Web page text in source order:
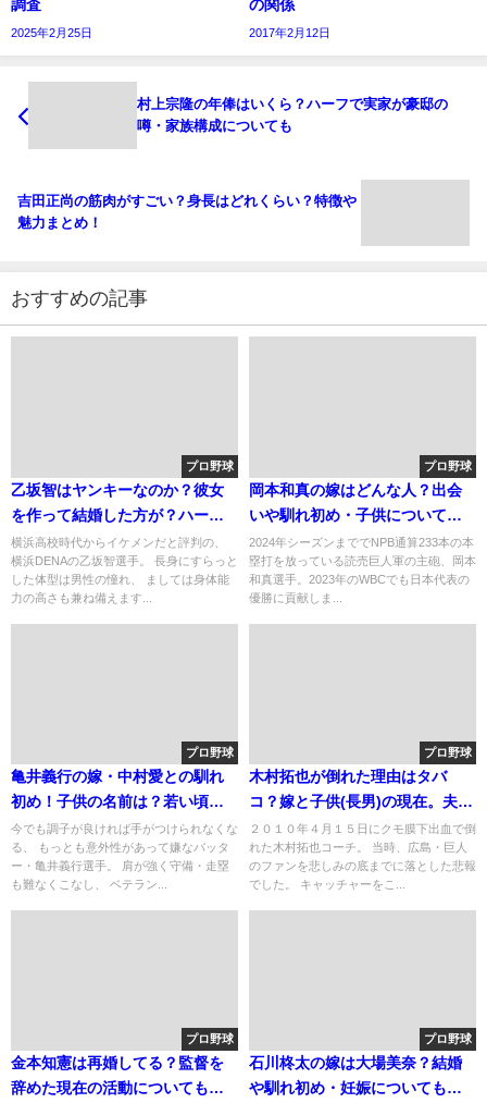
調査
2025年2月25日
の関係
2017年2月12日
村上宗隆の年俸はいくら？ハーフで実家が豪邸の
噂・家族構成についても
吉田正尚の筋肉がすごい？身長はどれくらい？特徴や
魅力まとめ！
おすすめの記事
プロ野球
乙坂智はヤンキーなのか？彼女
を作って結婚した方が？ハーフ
で優れた遺伝子
横浜高校時代からイケメンだと評判の、
横浜DENAの乙坂智選手。 長身にすらっと
した体型は男性の憧れ、 ましては身体能
力の高さも兼ね備えます...
プロ野球
岡本和真の嫁はどんな人？出会
いや馴れ初め・子供についても
調査
2024年シーズンまででNPB通算233本の本
塁打を放っている読売巨人軍の主砲、岡本
和真選手。2023年のWBCでも日本代表の
優勝に貢献しま...
プロ野球
亀井義行の嫁・中村愛との馴れ
初め！子供の名前は？若い頃も
モテたって本当？
今でも調子が良ければ手がつけられなくな
る、 もっとも意外性があって嫌なバッタ
ー・亀井義行選手。 肩が強く守備・走塁
も難なくこなし、 ベテラン...
プロ野球
木村拓也が倒れた理由はタバ
コ？嫁と子供(長男)の現在。夫
人・書籍[自宅守る]
２０１０年４月１５日にクモ膜下出血で倒
れた木村拓也コーチ。 当時、広島・巨人
のファンを悲しみの底までに落とした悲報
でした。 キャッチャーをこ...
プロ野球
金本知憲は再婚してる？監督を
辞めた現在の活動についても調
プロ野球
石川柊太の嫁は大場美奈？結婚
や馴れ初め・妊娠についても調